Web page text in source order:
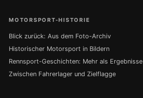
MOTORSPORT-HISTORIE
Blick zurück: Aus dem Foto-Archiv
Historischer Motorsport in Bildern
Rennsport-Geschichten: Mehr als Ergebnisse
Zwischen Fahrerlager und Zielflagge